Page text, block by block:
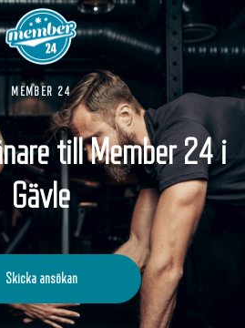
MEMBER 24
till Member 24 i
Gävle
Skicka ansökan